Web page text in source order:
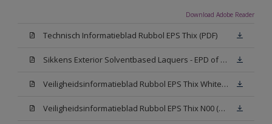
Download Adobe Reader
Technisch Informatieblad Rubbol EPS Thix (PDF)
Sikkens Exterior Solventbased Laquers - EPD of Milieuproductverklaring
Veiligheidsinformatieblad Rubbol EPS Thix White W05 (MSDS)
Veiligheidsinformatieblad Rubbol EPS Thix N00 (MSDS)